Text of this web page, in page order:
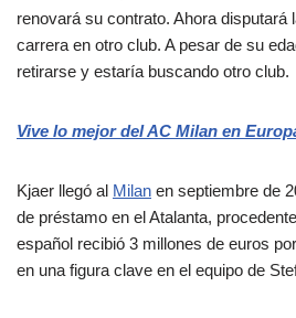
renovará su contrato. Ahora disputará
carrera en otro club. A pesar de su
retirarse y estaría buscando otro club.
Vive lo mejor del AC Milan en
Kjaer llegó al Milan en septiembre de
de préstamo en el Atalanta,
español recibió 3 millones de euros
en una figura clave en el equipo de